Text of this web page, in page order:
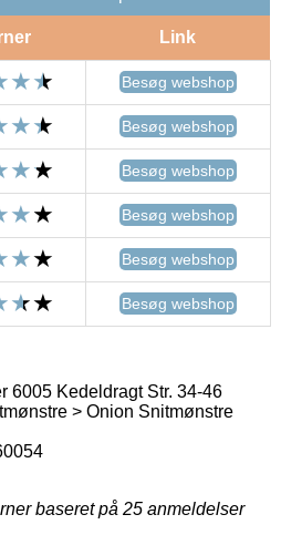
Link
Besøg webshop
Besøg webshop
Besøg webshop
Besøg webshop
Besøg webshop
Besøg webshop
6005 Kedeldragt Str. 34-46
> Onion Snitmønstre
baseret på 25 anmeldelser